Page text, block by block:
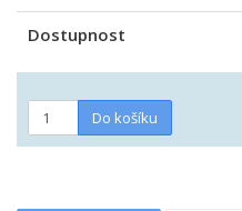
Dostupnost